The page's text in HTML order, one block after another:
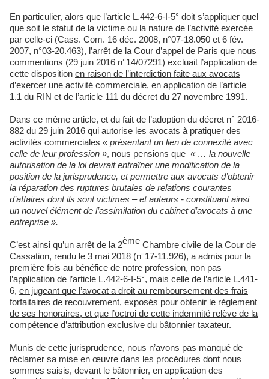
En particulier, alors que l’article L.442-6-I-5° doit s’appliquer quel
que soit le statut de la victime ou la nature de l’activité exercée
par celle-ci (Cass. Com. 16 déc. 2008, n°07-18.050 et 6 fév.
2007, n°03-20.463), l’arrêt de la Cour d’appel de Paris que nous
commentions (29 juin 2016 n°14/07291) excluait l’application de
cette disposition en raison de l’interdiction faite aux avocats
d’exercer une activité commerciale, en application de l’article
1.1 du RIN et de l’article 111 du décret du 27 novembre 1991.
Dans ce même article, et du fait de l’adoption du décret n° 2016-
882 du 29 juin 2016 qui autorise les avocats à pratiquer des
activités commerciales « présentant un lien de connexité avec
celle de leur profession », nous pensions que « … la nouvelle
autorisation de la loi devrait entraîner une modification de la
position de la jurisprudence, et permettre aux avocats d’obtenir
la réparation des ruptures brutales de relations courantes
d’affaires dont ils sont victimes – et auteurs - constituant ainsi
un nouvel élément de l’assimilation du cabinet d’avocats à une
entreprise ».
C’est ainsi qu’un arrêt de la 2ème Chambre civile de la Cour de
Cassation, rendu le 3 mai 2018 (n°17-11.926), a admis pour la
première fois au bénéfice de notre profession, non pas
l’application de l’article L.442-6-I-5°, mais celle de l’article L.441-
6, en jugeant que l’avocat a droit au remboursement des frais
forfaitaires de recouvrement, exposés pour obtenir le règlement
de ses honoraires, et que l’octroi de cette indemnité relève de la
compétence d’attribution exclusive du bâtonnier taxateur.
Munis de cette jurisprudence, nous n’avons pas manqué de
réclamer sa mise en œuvre dans les procédures dont nous
sommes saisis, devant le bâtonnier, en application des